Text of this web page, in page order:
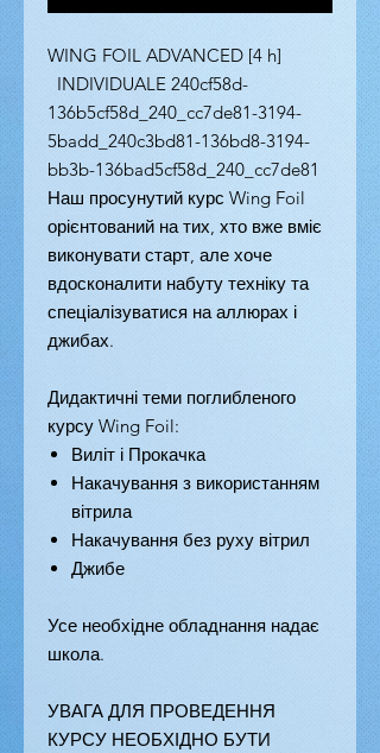
WING FOIL ADVANCED [4 h]
INDIVIDUALE 240cf58d-
136b5cf58d_240_cc7de81-3194-
5badd_240c3bd81-136bd8-3194-
bb3b-136bad5cf58d_240_cc7de81
Наш просунутий курс Wing Foil
орієнтований на тих, хто вже вміє
виконувати старт, але хоче
вдосконалити набуту техніку та
спеціалізуватися на аллюрах і
джибах.
Дидактичні теми поглибленого
курсу Wing Foil:
Виліт і Прокачка
Накачування з використанням
вітрила
Накачування без руху вітрил
Джибе
Усе необхідне обладнання надає
школа.
УВАГА ДЛЯ ПРОВЕДЕННЯ
КУРСУ НЕОБХІДНО БУТИ